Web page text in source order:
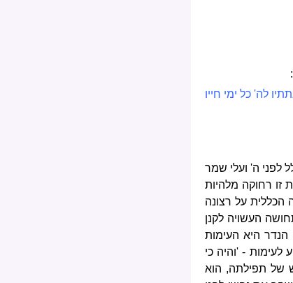
לה' כל ימי חייו
לפני ה' ועלי שמר
רחוקה מלהיות
על רצונה
העשויה לקנן
היא העימות
- 'והיה כי
של תפילתה, הוא